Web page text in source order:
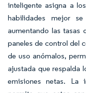
inteligente asigna a
habilidades mejor
aumentando las tasas
paneles de control del
de uso anómalos,
ajustada que respalda
emisiones netas. La